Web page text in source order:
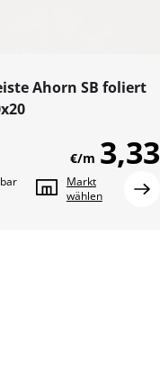
Ahorn SB foliert
€/m 3,33
Markt
wählen